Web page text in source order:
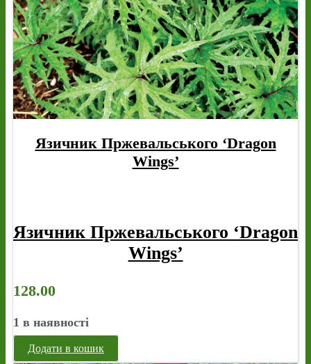
Язичник Пржевальського ‘Dragon
Wings’
Язичник Пржевальського ‘Dragon
Wings’
128.00
1 в наявності
Додати в кошик